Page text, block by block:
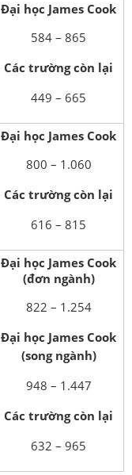
Đại học James Cook
584 – 865
Các trường còn lại
449 – 665
Đại học James Cook
800 – 1.060
Các trường còn lại
616 – 815
Đại học James Cook
(đơn ngành)
822 – 1.254
Đại học James Cook
(song ngành)
948 – 1.447
Các trường còn lại
632 – 965